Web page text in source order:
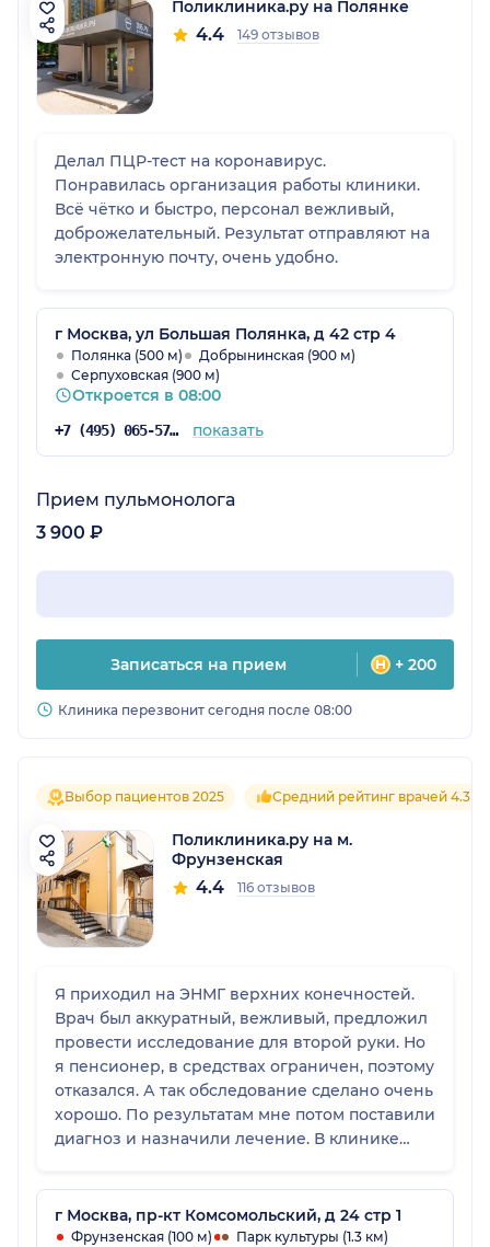
Поликлиника.ру на Полянке
4.4 149 отзывов
Делал ПЦР-тест на коронавирус.
Понравилась организация работы клиники.
Всё чётко и быстро, персонал вежливый,
доброжелательный. Результат отправляют на
электронную почту, очень удобно.
г Москва, ул Большая Полянка, д 42 стр 4
Полянка (500 м)
Добрынинская (900 м)
Серпуховская (900 м)
Откроется в 08:00
+7 (495) 065-57-73 показать
Прием пульмонолога
3 900 ₽
Записаться на прием + 200
Клиника перезвонит сегодня после 08:00
Выбор пациентов 2025 Средний рейтинг врачей 4.3
Поликлиника.ру на м.
Фрунзенская
4.4 116 отзывов
Я приходил на ЭНМГ верхних конечностей.
Врач был аккуратный, вежливый, предложил
провести исследование для второй руки. Но
я пенсионер, в средствах ограничен, поэтому
отказался. А так обследование сделано очень
хорошо. По результатам мне потом поставили
диагноз и назначили лечение. В клинике
доброжелательные. Замечаний не возникло,
только запись не на ближайшее время. Ну и
платные приемы пенсионеры себе могут
г Москва, пр-кт Комсомольский, д 24 стр 1
Фрунзенская (100 м)
Парк культуры (1.3 км)